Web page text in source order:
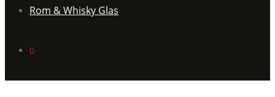
Rom & Whisky Glas
0